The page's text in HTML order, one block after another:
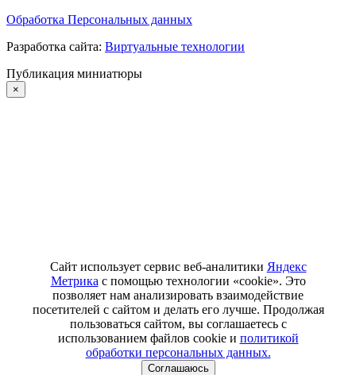
Обработка Персональных данных
Разработка сайта: Виртуальные технологии
Публикация миниатюры
×
Сайт использует сервис веб-аналитики Яндекс
Метрика с помощью технологии «cookie». Это
позволяет нам анализировать взаимодействие
посетителей с сайтом и делать его лучше. Продолжая
пользоваться сайтом, вы соглашаетесь с
использованием файлов cookie и политикой
обработки персональных данных.
Соглашаюсь